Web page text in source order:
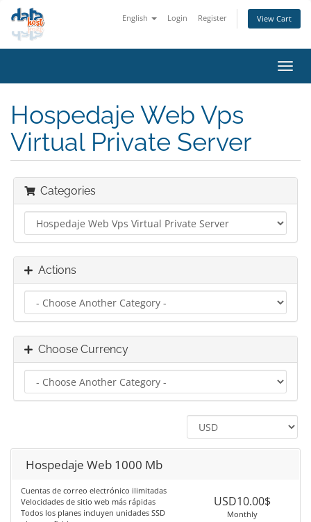
English Login Register View Cart
Hospedaje Web Vps
Virtual Private Server
Categories
Actions
Choose Currency
Hospedaje Web 1000 Mb
Cuentas de correo electrónico ilimitadas
Velocidades de sitio web más rápidas
Todos los planes incluyen unidades SSD
USD10.00$
Monthly